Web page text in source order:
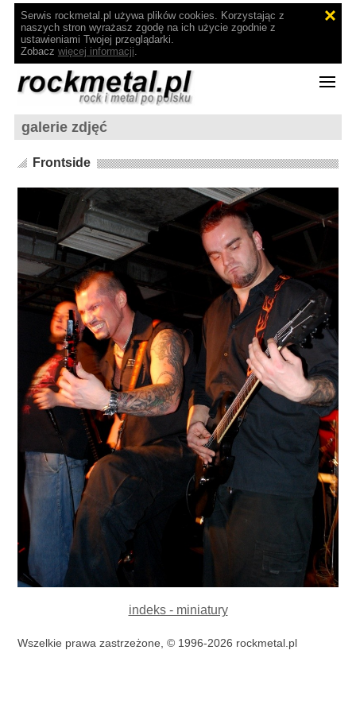
Serwis rockmetal.pl używa plików cookies. Korzystając z
naszych stron wyrażasz zgodę na ich użycie zgodnie z
ustawieniami Twojej przeglądarki.
Zobacz więcej informacji.
galerie zdjęć
Frontside
indeks - miniatury
Wszelkie prawa zastrzeżone, © 1996-2026 rockmetal.pl